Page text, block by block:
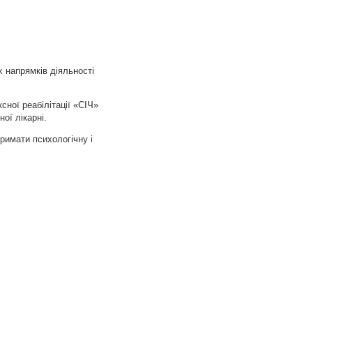
діяльності
реабілітації «СІЧ»
лікарні.
психологічну і